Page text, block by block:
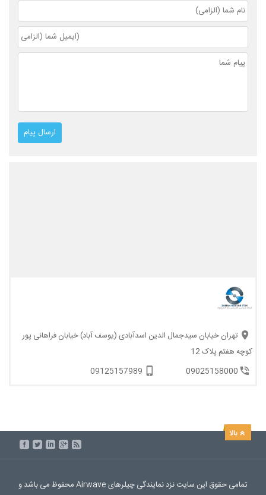
تهران خیابان سیدجمال الدین اسدآبادی (یوسف آباد) خیابان فراهانی پور
کوچه هفتم پلاک 12
09025158000
09125157989
تمامی حقوق این سایت نزد نمایندگی چیلرهای Airwave محفوظ می باشد و